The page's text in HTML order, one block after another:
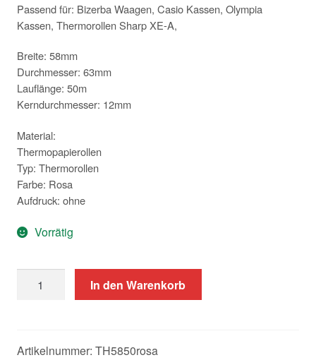
Passend für: Bizerba Waagen, Casio Kassen, Olympia
Kassen, Thermorollen Sharp XE-A,
Breite: 58mm
Durchmesser: 63mm
Lauflänge: 50m
Kerndurchmesser: 12mm
Material:
Thermopapierollen
Typ: Thermorollen
Farbe: Rosa
Aufdruck: ohne
Vorrätig
Rosa
Menge
In den Warenkorb
Artikelnummer: TH5850rosa